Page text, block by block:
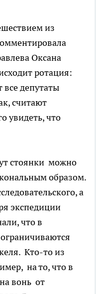
из
Оксана
ротация:
депутаты
считают
увидеть, что
стоянки можно
образом.
а
экспедиции
что в
Кто-то из
на то, что в
вонь от